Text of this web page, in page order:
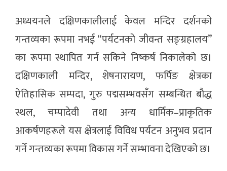
अध्ययनले दक्षिणकालीलाई केवल मन्दिर दर्शनको
गन्तव्यका रूपमा नभई “पर्यटनको जीवन्त सङ्ग्रहालय”
का रूपमा स्थापित गर्न सकिने निष्कर्ष निकालेको छ।
दक्षिणकाली मन्दिर, शेषनारायण, फर्पिङ क्षेत्रका
ऐतिहासिक सम्पदा, गुरु पद्मसम्भवसँग सम्बन्धित बौद्ध
स्थल, चम्पादेवी तथा अन्य धार्मिक–प्राकृतिक
आकर्षणहरूले यस क्षेत्रलाई विविध पर्यटन अनुभव प्रदान
गर्ने गन्तव्यका रूपमा विकास गर्ने सम्भावना देखिएको छ।